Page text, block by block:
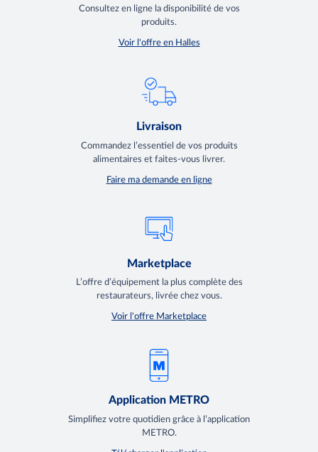
Consultez en ligne la disponibilité de vos
produits.
Voir l'offre en Halles
Livraison
Commandez l’essentiel de vos produits
alimentaires et faites-vous livrer.
Faire ma demande en ligne
Marketplace
L’offre d’équipement la plus complète des
restaurateurs, livrée chez vous.
Voir l'offre Marketplace
Application METRO
Simplifiez votre quotidien grâce à l’application
METRO.